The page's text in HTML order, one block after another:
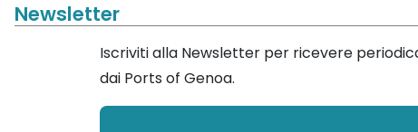
Newsletter
Iscriviti alla Newsletter per ricevere
dai Ports of Genoa.